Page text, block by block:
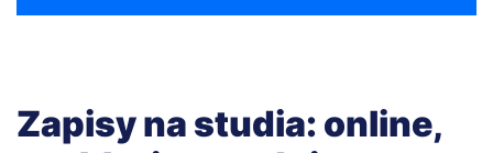
Zapisy na studia: online,